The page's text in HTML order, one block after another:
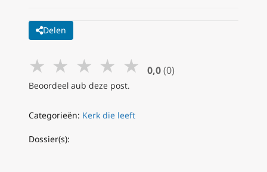
Delen
★ ★ ★ ★ ★ 0,0 (0)
Beoordeel aub deze post.
Categorieën: Kerk die leeft
Dossier(s):